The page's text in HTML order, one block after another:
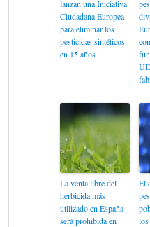
lanzan una Iniciativa
Ciudadana Europea
para eliminar los
pesticidas sintéticos
en 15 años
La venta libre del
herbicida más
utilizado en España
será prohibida en
El